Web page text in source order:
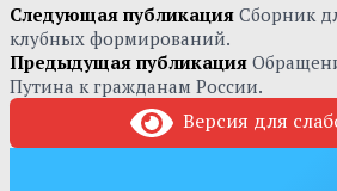
Следующая публикация Сборник
клубных формирований.
Предыдущая публикация
Путина к гражданам России.
Версия для